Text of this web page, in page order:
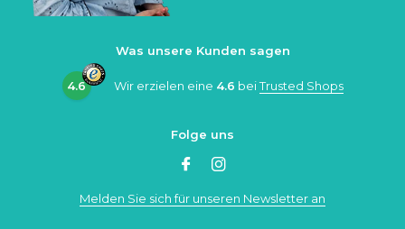
Was unsere Kunden sagen
4.6 Wir erzielen eine 4.6 beiTrusted Shops
Folge uns
Melden Sie sich für unseren Newsletter an